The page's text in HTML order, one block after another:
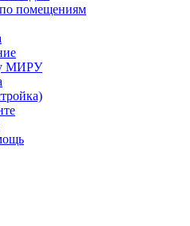
помещениям
МИРУ